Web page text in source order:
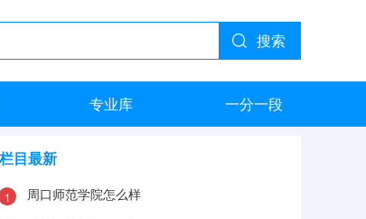
搜索
专业库 一分一段
栏目最新
周口师范学院怎么样